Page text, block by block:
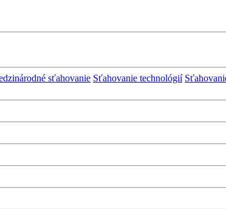
sťahovanie Sťahovanie technológií